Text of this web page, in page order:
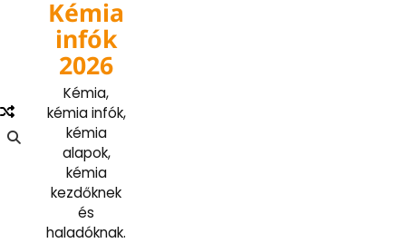
Kémia
infók
2026
Kémia,
kémia infók,
kémia
alapok,
kémia
kezdőknek
és
haladóknak.